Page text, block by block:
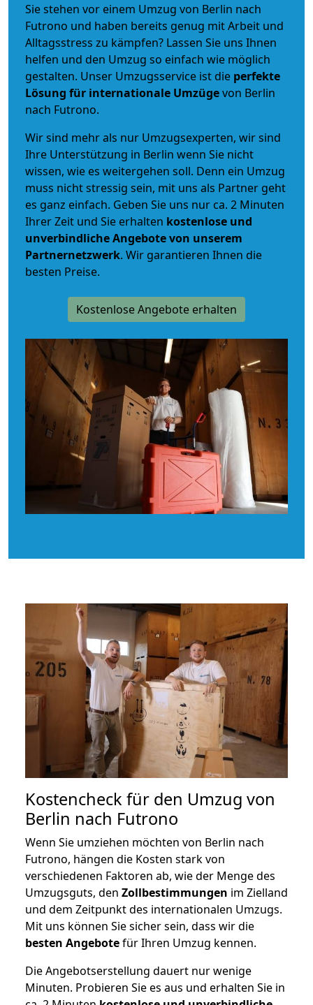
Sie stehen vor einem Umzug von Berlin nach
Futrono und haben bereits genug mit Arbeit und
Alltagsstress zu kämpfen? Lassen Sie uns Ihnen
helfen und den Umzug so einfach wie möglich
gestalten. Unser Umzugsservice ist die perfekte
Lösung für internationale Umzügevon Berlin
nach Futrono.
Wir sind mehr als nur Umzugsexperten, wir sind
Ihre Unterstützung in Berlin wenn Sie nicht
wissen, wie es weitergehen soll. Denn ein Umzug
muss nicht stressig sein, mit uns als Partner geht
es ganz einfach. Geben Sie uns nur ca. 2 Minuten
Ihrer Zeit und Sie erhalten kostenlose und
unverbindlicheAngebote von unserem
Partnernetzwerk. Wir garantieren Ihnen die
besten Preise.
Kostenlose Angebote erhalten
Kostencheck für den Umzug von
Berlin nach Futrono
Wenn Sie umziehen möchten von Berlin nach
Futrono, hängen die Kosten stark von
verschiedenen Faktoren ab, wie der Menge des
Umzugsguts, den Zollbestimmungen im Zielland
und dem Zeitpunkt des internationalen Umzugs.
Mit uns können Sie sicher sein, dass wir die
besten Angebotefür Ihren Umzug kennen.
Die Angebotserstellung dauert nur wenige
Minuten. Probieren Sie es aus und erhalten Sie in